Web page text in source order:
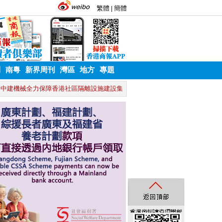
南粵 新界周刊 灣區 地方 專題